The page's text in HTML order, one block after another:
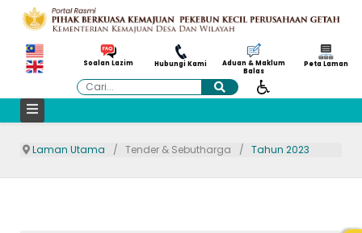
Soalan Lazim Hubungi Kami
Aduan & Maklum
Balas
Peta Laman
Cari
Laman Utama Tender & Sebutharga Tahun 2023